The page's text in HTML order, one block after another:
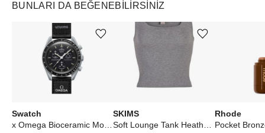
BUNLARI DA BEĞENEBILIRSINIZ
Swatch
x Omega Bioceramic Moonswatch Mission to Moon
Ürünü istek listesine ekle veya listeden çıkar
SKIMS
Soft Lounge Tank Heather Grey
Ürünü istek listesine ekle veya listeden çıkar
Rhode
Pocket